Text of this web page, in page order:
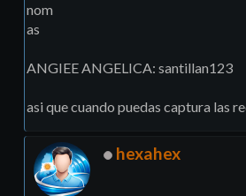
nom
as
ANGIEE ANGELICA: santillan123
asi que cuando puedas captura las
hexahex